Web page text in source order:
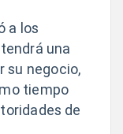
a los
una
su negocio,
tiempo
de